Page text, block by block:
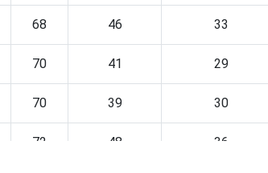
68 46 33
70 41 29
70 39 30
72 48 36